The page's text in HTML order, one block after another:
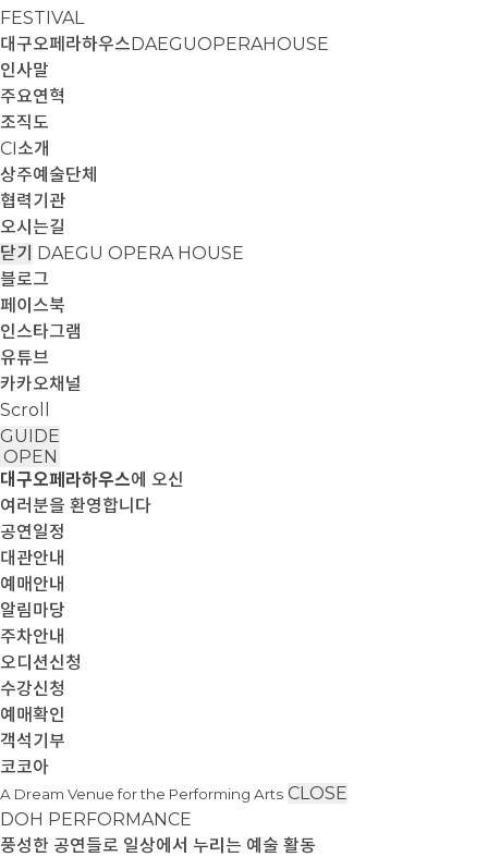
FESTIVAL
대구오페라하우스DAEGUOPERAHOUSE
인사말
주요연혁
조직도
CI소개
상주예술단체
협력기관
오시는길
닫기 DAEGU OPERA HOUSE
블로그
페이스북
인스타그램
유튜브
카카오채널
Scroll
GUIDE
OPEN
대구오페라하우스에 오신
여러분을 환영합니다
공연일정
대관안내
예매안내
알림마당
주차안내
오디션신청
수강신청
예매확인
객석기부
코코아
A Dream Venue for the Performing Arts CLOSE
DOH PERFORMANCE
풍성한 공연들로 일상에서 누리는 예술 활동